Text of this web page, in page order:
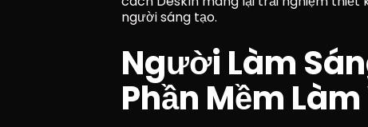
người sáng tạo.
Người Làm
Phần Mềm